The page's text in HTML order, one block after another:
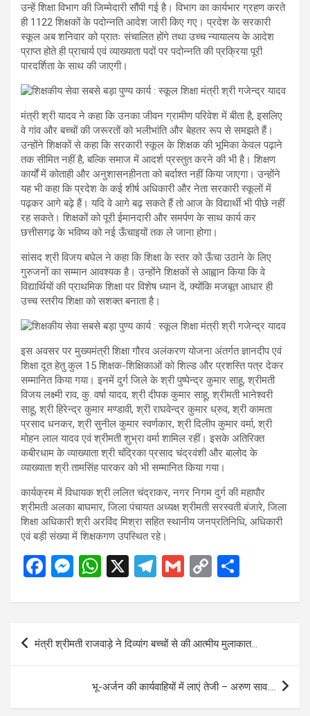
उन्हें शिक्षा विभाग की जिम्मेदारी सौंपी गई है। विभाग का कार्यभार ग्रहण करते
ही 1122 शिक्षकों के पदोन्नति आदेश जारी किए गए। प्रदेश के सरकारी
स्कूल अब शनिवार को प्रातः संचालित होंगे तथा उच्च न्यायालय के आदेश
प्राप्त होते ही प्राचार्य एवं व्याख्याता पदों पर पदोन्नति की प्रक्रिया पूरी
पारदर्शिता के साथ की जाएगी।
मंत्री श्री यादव ने कहा कि उनका जीवन ग्रामीण परिवेश में बीता है, इसलिए
वे गांव और बच्चों की जरूरतों को भलीभांति और बेहतर रूप से समझते हैं।
उन्होंने शिक्षकों से कहा कि सरकारी स्कूल के शिक्षक की भूमिका केवल पढ़ाने
तक सीमित नहीं है, बल्कि समाज में आदर्श प्रस्तुत करने की भी है। शिक्षण
कार्यों में कोताही और अनुशासनहीनता को बर्दाश्त नहीं किया जाएगा। उन्होंने
यह भी कहा कि प्रदेश के कई शीर्ष अधिकारी और नेता सरकारी स्कूलों में
पढ़कर आगे बढ़े हैं। यदि वे आगे बढ़ सकते हैं तो आज के विद्यार्थी भी पीछे नहीं
रह सकते। शिक्षकों को पूरी ईमानदारी और समर्पण के साथ कार्य कर
छत्तीसगढ़ के भविष्य को नई ऊँचाइयों तक ले जाना होगा।
सांसद श्री विजय बघेल ने कहा कि शिक्षा के स्तर को ऊँचा उठाने के लिए
गुरुजनों का सम्मान आवश्यक है। उन्होंने शिक्षकों से आह्वान किया कि वे
विद्यार्थियों की प्राथमिक शिक्षा पर विशेष ध्यान दें, क्योंकि मजबूत आधार ही
उच्च स्तरीय शिक्षा को सशक्त बनाता है।
इस अवसर पर मुख्यमंत्री शिक्षा गौरव अलंकरण योजना अंतर्गत ज्ञानदीप एवं
शिक्षा दूत हेतु कुल 15 शिक्षक-शिक्षिकाओं को शिल्ड और प्रशस्ति पत्र देकर
सम्मानित किया गया। इनमें दुर्ग जिले के श्री पुष्पेन्द्र कुमार साहू, श्रीमती
विजय लक्ष्मी राव, कु. वर्षा यादव, श्री दीपक कुमार साहू, श्रीमती भानेश्वरी
साहू, श्री हिरेन्द्र कुमार मण्डावी, श्री राघवेन्द्र कुमार ध्रुव, श्री कामता
प्रसाद धनकर, श्री सुनील कुमार स्वर्णकार, श्री दिलीप कुमार वर्मा, श्री
मोहन लाल यादव एवं श्रीमती शुभ्रा वर्मा शामिल रहीं। इसके अतिरिक्त
कबीरधाम के व्याख्याता श्री चंद्रिका प्रसाद चंद्रवंशी और बालोद के
व्याख्याता श्री तामसिंह पारकर को भी सम्मानित किया गया।
कार्यक्रम में विधायक श्री ललित चंद्राकर, नगर निगम दुर्ग की महापौर
श्रीमती अलका बाघमार, जिला पंचायत अध्यक्ष श्रीमती सरस्वती बंजारे, जिला
शिक्षा अधिकारी श्री अरविंद मिश्रा सहित स्थानीय जनप्रतिनिधि, अधिकारी
एवं बड़ी संख्या में शिक्षकगण उपस्थित रहे।
F
ce
b
o
M
se
n
g
W
at
s
A
p
p
X
T
e
gr
a
m
G
ail
C
py
Li
n
k
ar
Post
navigation
मंत्री श्रीमती राजवाड़े ने दिव्यांग बच्चों से की आत्मीय मुलाकात…
भू-अर्जन की कार्यवाहियों में लाएं तेजी – अरुण साव….